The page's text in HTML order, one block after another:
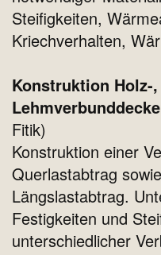
Steifigkeiten,
Kriechverhalten,
Konstruktion Holz-
Lehmverbunddecke
Fitik)
Konstruktion einer
Querlastabtrag
Längslastabtrag.
Festigkeiten und
unterschiedlicher